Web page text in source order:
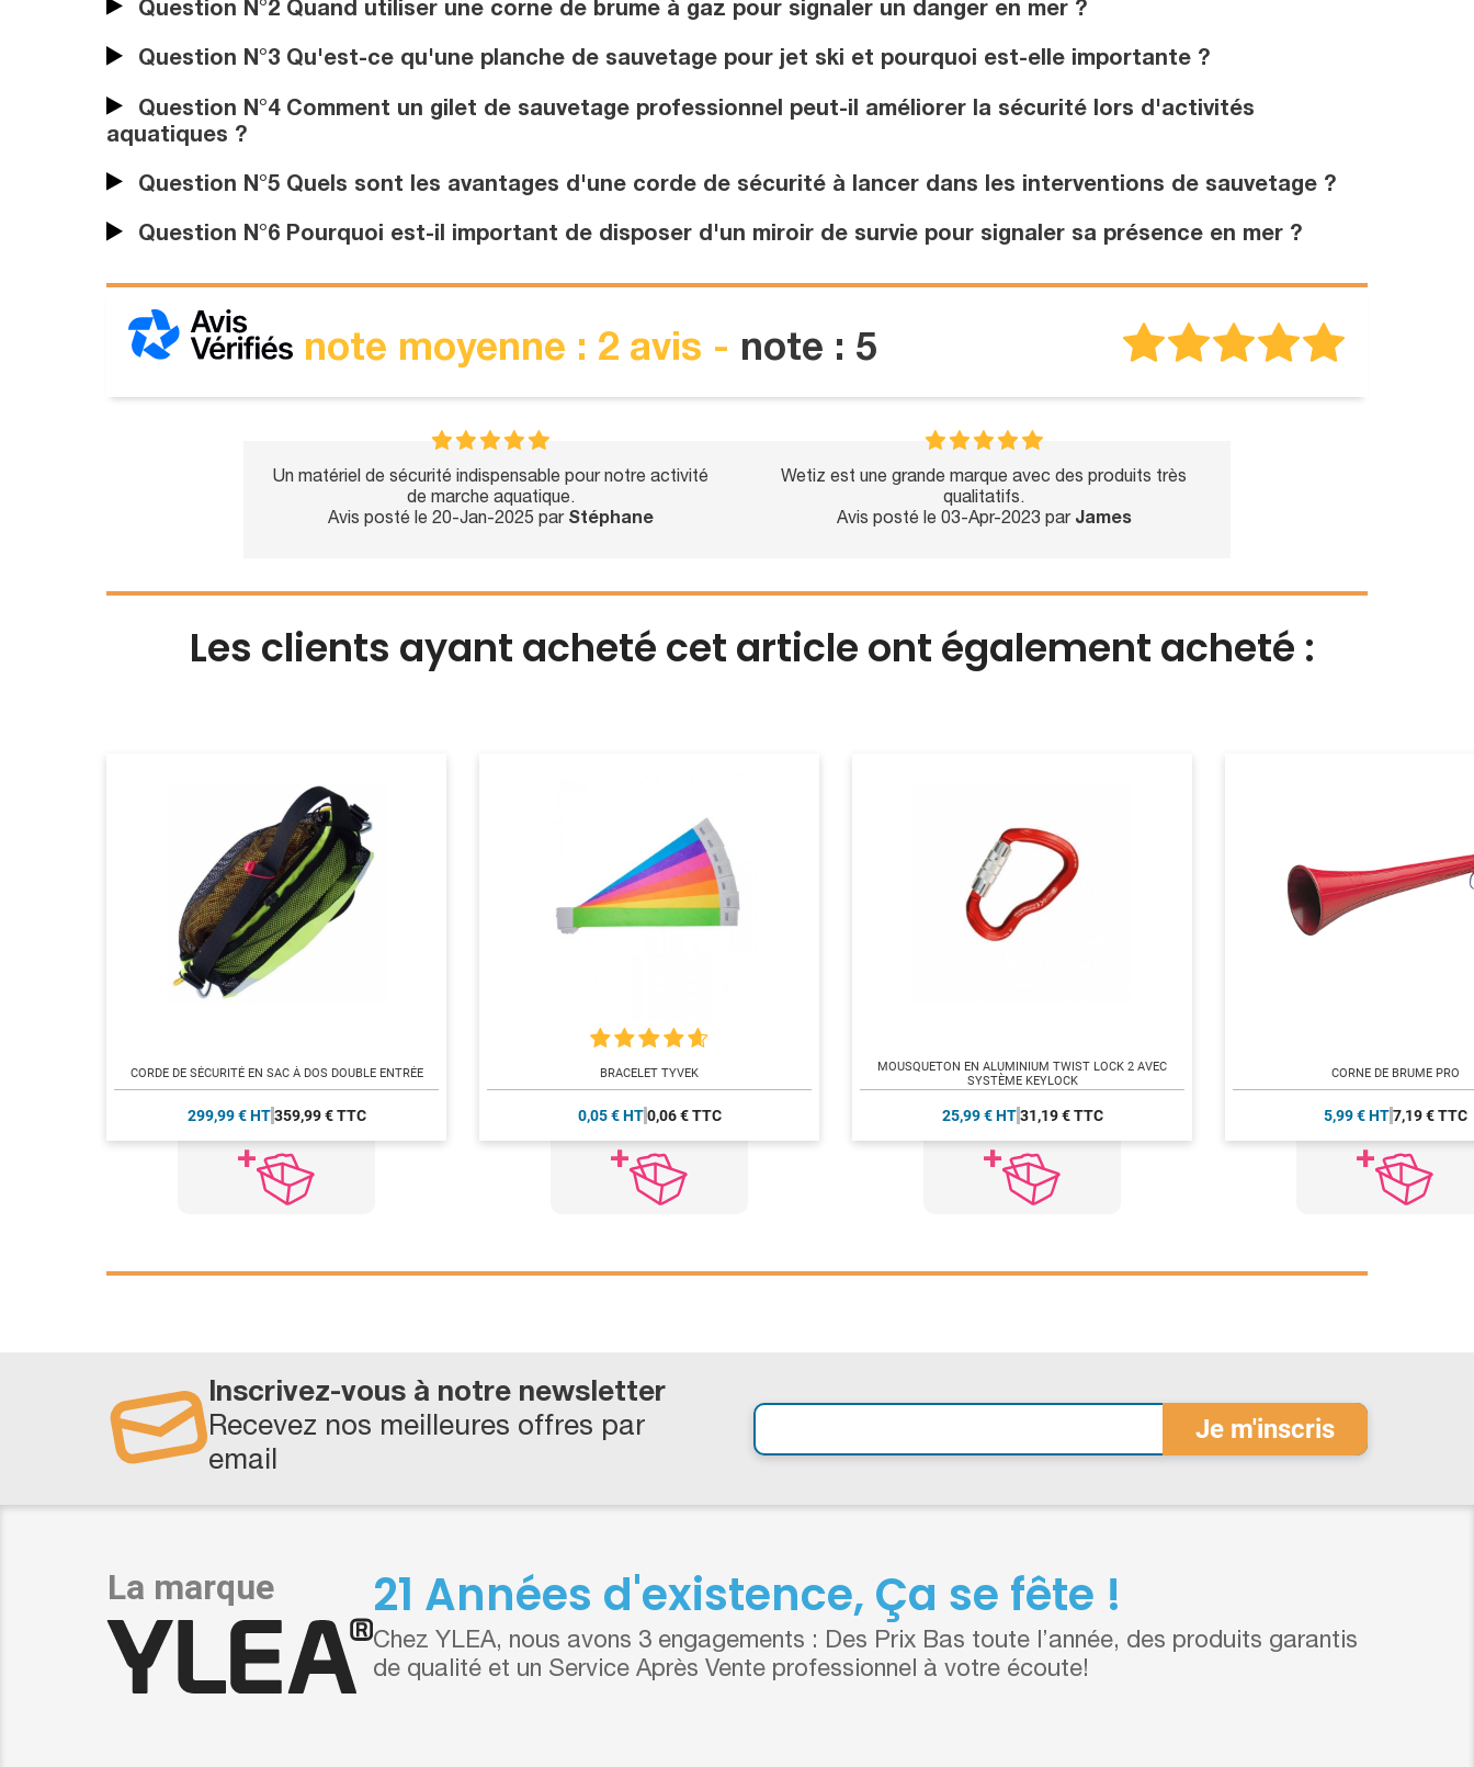
Question N°2 Quand utiliser une corne de brume à gaz pour signaler un danger en mer ?
Question N°3 Qu'est-ce qu'une planche de sauvetage pour jet ski et pourquoi est-elle importante ?
Question N°4 Comment un gilet de sauvetage professionnel peut-il améliorer la sécurité lors d'activités
aquatiques ?
Question N°5 Quels sont les avantages d'une corde de sécurité à lancer dans les interventions de sauvetage ?
Question N°6 Pourquoi est-il important de disposer d'un miroir de survie pour signaler sa présence en mer ?
note moyenne : 2 avis - note : 5
Un matériel de sécurité indispensable pour notre activité
de marche aquatique.
Avis posté le 20-Jan-2025 par Stéphane
Wetiz est une grande marque avec des produits très
qualitatifs.
Avis posté le 03-Apr-2023 par James
Les clients ayant acheté cet article ont également acheté :
CORDE DE SÉCURITÉ EN SAC À DOS DOUBLE ENTRÉE
299,99 € HT 359,99 € TTC
BRACELET TYVEK
0,05 € HT 0,06 € TTC
MOUSQUETON EN ALUMINIUM TWIST LOCK 2 AVEC
SYSTÈME KEYLOCK
25,99 € HT 31,19 € TTC
CORNE DE BRUME PRO
5,99 € HT 7,19 € TTC
Inscrivez-vous à notre newsletter
Recevez nos meilleures offres par
email
21 Années d'existence, Ça se fête !
Chez YLEA, nous avons 3 engagements : Des Prix Bas toute l’année, des produits garantis
de qualité et un Service Après Vente professionnel à votre écoute!